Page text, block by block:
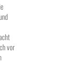
vor